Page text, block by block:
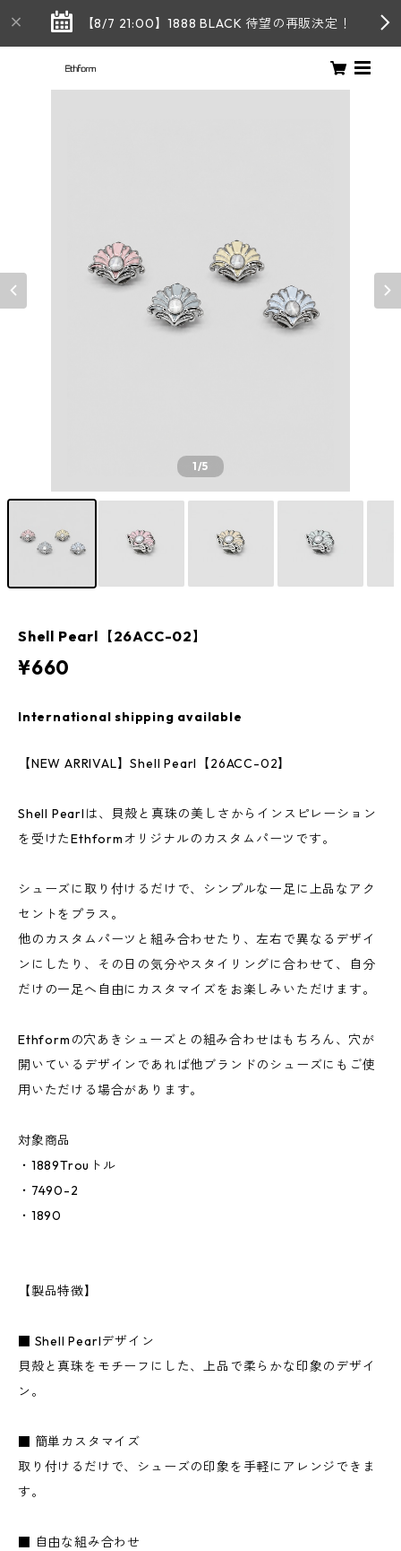
【8/7 21:00】1888 BLACK 待望の再販決定！
1/5
Shell Pearl【26ACC-02】
¥660
International shipping available
【NEW ARRIVAL】Shell Pearl【26ACC-02】
Shell Pearlは、貝殻と真珠の美しさからインスピレーション
を受けたEthformオリジナルのカスタムパーツです。
シューズに取り付けるだけで、シンプルな一足に上品なアク
セントをプラス。
他のカスタムパーツと組み合わせたり、左右で異なるデザイ
ンにしたり、その日の気分やスタイリングに合わせて、自分
だけの一足へ自由にカスタマイズをお楽しみいただけます。
Ethformの穴あきシューズとの組み合わせはもちろん、穴が
開いているデザインであれば他ブランドのシューズにもご使
用いただける場合があります。
対象商品
・1889Trouトル
・7490-2
・1890
【製品特徴】
■ Shell Pearlデザイン
貝殻と真珠をモチーフにした、上品で柔らかな印象のデザイ
ン。
■ 簡単カスタマイズ
取り付けるだけで、シューズの印象を手軽にアレンジできま
す。
■ 自由な組み合わせ